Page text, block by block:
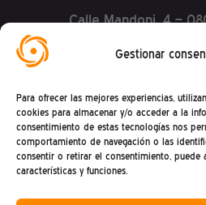
Gestionar
Para ofrecer las mejores experiencias,
cookies para almacenar y/o acceder a la
consentimiento de estas tecnologías nos
comportamiento de navegación o las
consentir o retirar el consentimiento, puede
características y funciones.
Calle Mandoni, 4 –
(De lunes a viernes